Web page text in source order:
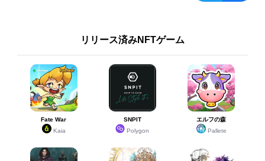
リリース済みNFTゲーム
Fate War
Kaia
SNPIT
Polygon
エルフの森
Pallete